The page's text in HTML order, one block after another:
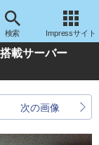
検索 Impressサイト
載サーバー
次の画像